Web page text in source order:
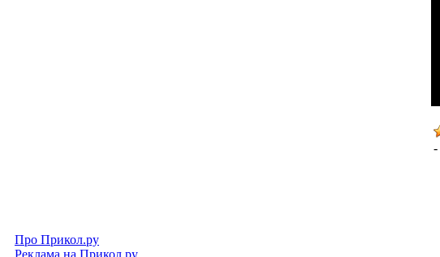
-
Про Прикол.ру
Реклама на Прикол.ру